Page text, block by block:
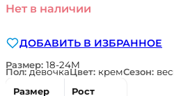
Нет в наличии
ДОБАВИТЬ В ИЗБРАННОЕ
Размер: 18-24М
Пол:девочкаЦвет: кремСезон:
Размер
Рост